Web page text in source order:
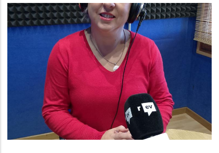
Baix Penedès Al Dia Amb Núria
González, Gerent Del Consell
Comarcal
Altres